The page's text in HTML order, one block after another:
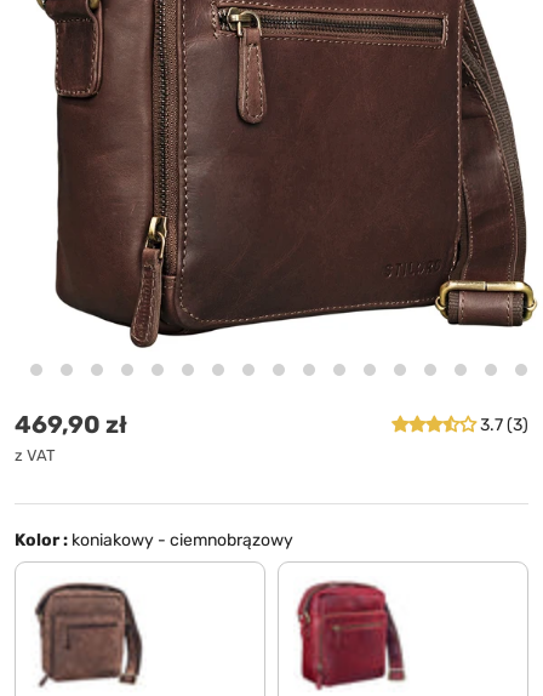
Cena standardowa
469,90 zł
z VAT
3.7 (3)
Kolor : koniakowy - ciemnobrązowy
morino - brązowy rosso